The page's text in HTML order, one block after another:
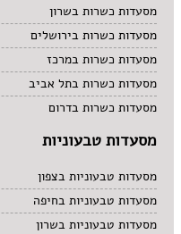
מסעדות כשרות בשרון
מסעדות כשרות בירושלים
מסעדות כשרות במרכז
מסעדות כשרות בתל אביב
מסעדות כשרות בדרום
מסעדות טבעוניות
מסעדות טבעוניות בצפון
מסעדות טבעוניות בחיפה
מסעדות טבעוניות בשרון